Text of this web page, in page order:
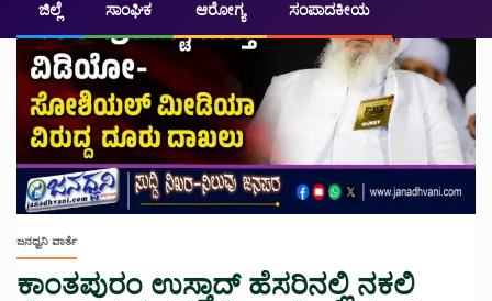
ಜಿಲ್ಲೆ ಸಾಂಘಿಕ ಆರೋಗ್ಯ ಸಂಪಾದಕೀಯ
ಜನಧ್ವನಿ ವಾರ್ತೆ
ಕಾಂತಪುರಂ ಉಸ್ತಾದ್ ಹೆಸರಿನಲ್ಲಿ ನಕಲಿ